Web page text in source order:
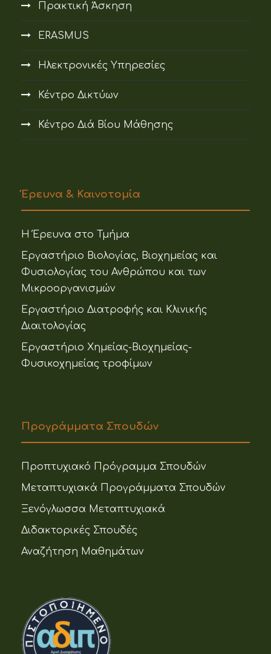
Πρακτική Άσκηση
ERASMUS
Ηλεκτρονικές Υπηρεσίες
Κέντρο Δικτύων
Κέντρο Διά Βίου Μάθησης
Έρευνα & Καινοτομία
Η Έρευνα στο Τμήμα
Εργαστήριο Βιολογίας, Βιοχημείας και
Φυσιολογίας του Ανθρώπου και των
Μικροοργανισμών
Εργαστήριο Διατροφής και Κλινικής
Διαιτολογίας
Εργαστήριο Χημείας-Βιοχημείας-
Φυσικοχημείας τροφίμων
Προγράμματα Σπουδών
Προπτυχιακό Πρόγραμμα Σπουδών
Μεταπτυχιακά Προγράμματα Σπουδών
Ξενόγλωσσα Μεταπτυχιακά
Διδακτορικές Σπουδές
Αναζήτηση Μαθημάτων